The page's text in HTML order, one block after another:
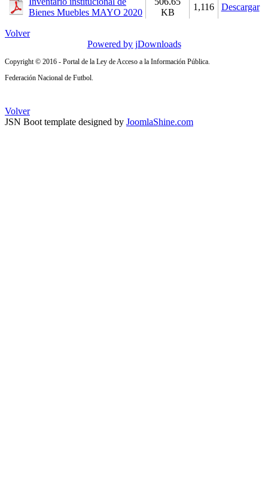
Bienes Muebles MAYO 2020
KB
1,116 Descargar
Volver
Powered by jDownloads
Copyright © 2016 - Portal de la Ley de Acceso a la Información Pública.
Federación Nacional de Futbol.
Volver
JSN Boot template designed by JoomlaShine.com